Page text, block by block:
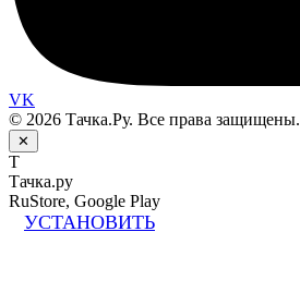
VK
© 2026 Тачка.Ру. Все права защищены.
✕
Т
Тачка.ру
RuStore, Google Play
УСТАНОВИТЬ